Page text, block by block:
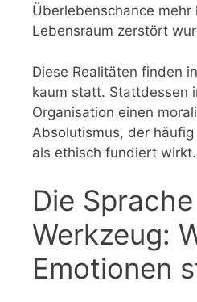
Überlebenschance
Lebensraum zerstört
Diese Realitäten finden
kaum statt. Stattdessen
Organisation einen
Absolutismus, der
als ethisch fundiert wirkt.
Die
Werkzeug:
Emotionen